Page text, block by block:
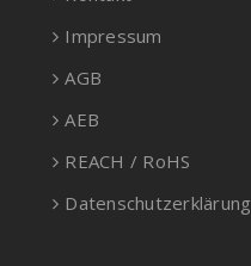
Impressum
AGB
AEB
REACH / RoHS
Datenschutzerklärung